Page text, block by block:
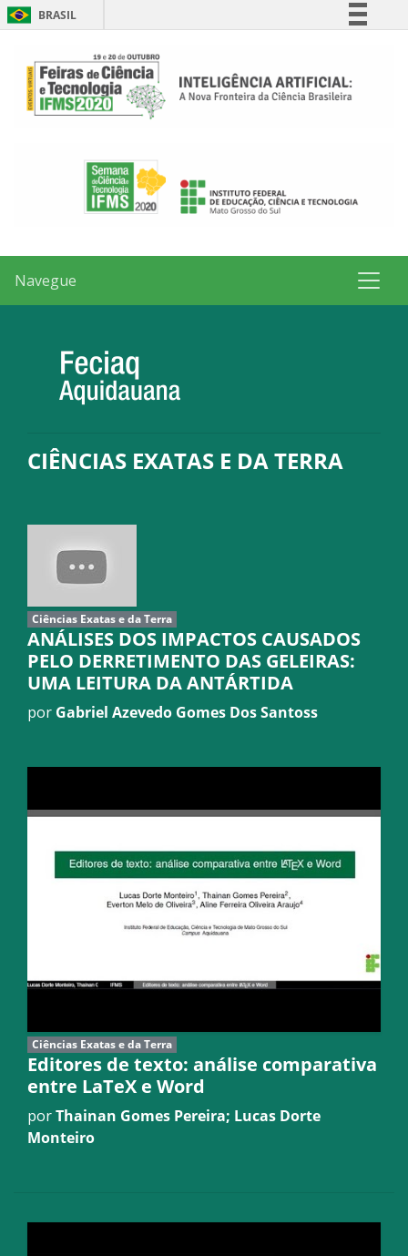
BRASIL
Participe
Navegue
CIÊNCIAS EXATAS E DA TERRA
Ciências Exatas e da Terra
ANÁLISES DOS IMPACTOS CAUSADOS
PELO DERRETIMENTO DAS GELEIRAS:
UMA LEITURA DA ANTÁRTIDA
por Gabriel Azevedo Gomes Dos Santoss
Ciências Exatas e da Terra
Editores de texto: análise comparativa
entre LaTeX e Word
porThainan Gomes Pereira; Lucas Dorte
Monteiro